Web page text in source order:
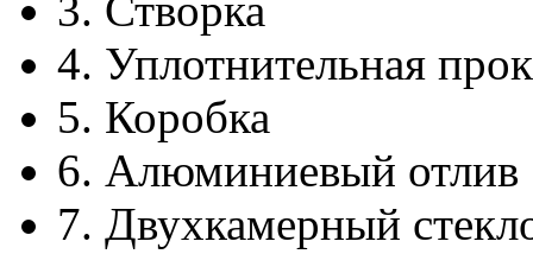
4. Уплотнительная
5. Коробка
6. Алюминиевый отлив
7. Двухкамерный